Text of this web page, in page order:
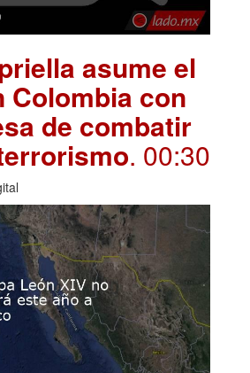
asume el
Colombia con
de combatir
. 00:30